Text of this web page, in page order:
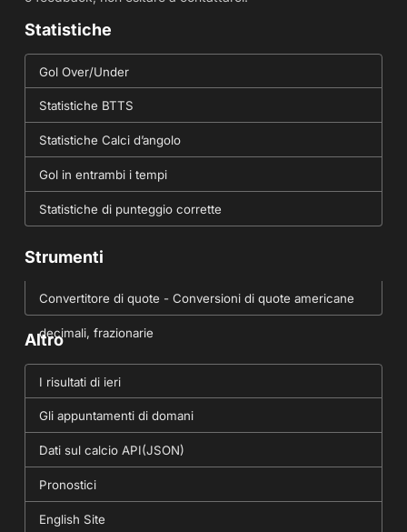
Statistiche
Gol Over/Under
Statistiche BTTS
Statistiche Calci d’angolo
Gol in entrambi i tempi
Statistiche di punteggio corrette
Strumenti
Convertitore di quote - Conversioni di quote americane
decimali, frazionarie
Altro
I risultati di ieri
Gli appuntamenti di domani
Dati sul calcio API(JSON)
Pronostici
English Site